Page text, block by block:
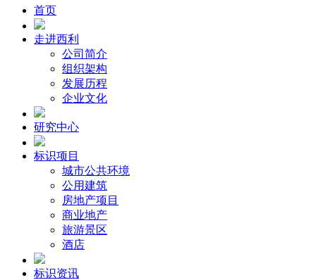
首页
走进西利
公司简介
组织架构
发展历程
企业文化
研究中心
标识项目
城市公共环境
公用建筑
房地产项目
商业地产
旅游景区
酒店
标识资讯